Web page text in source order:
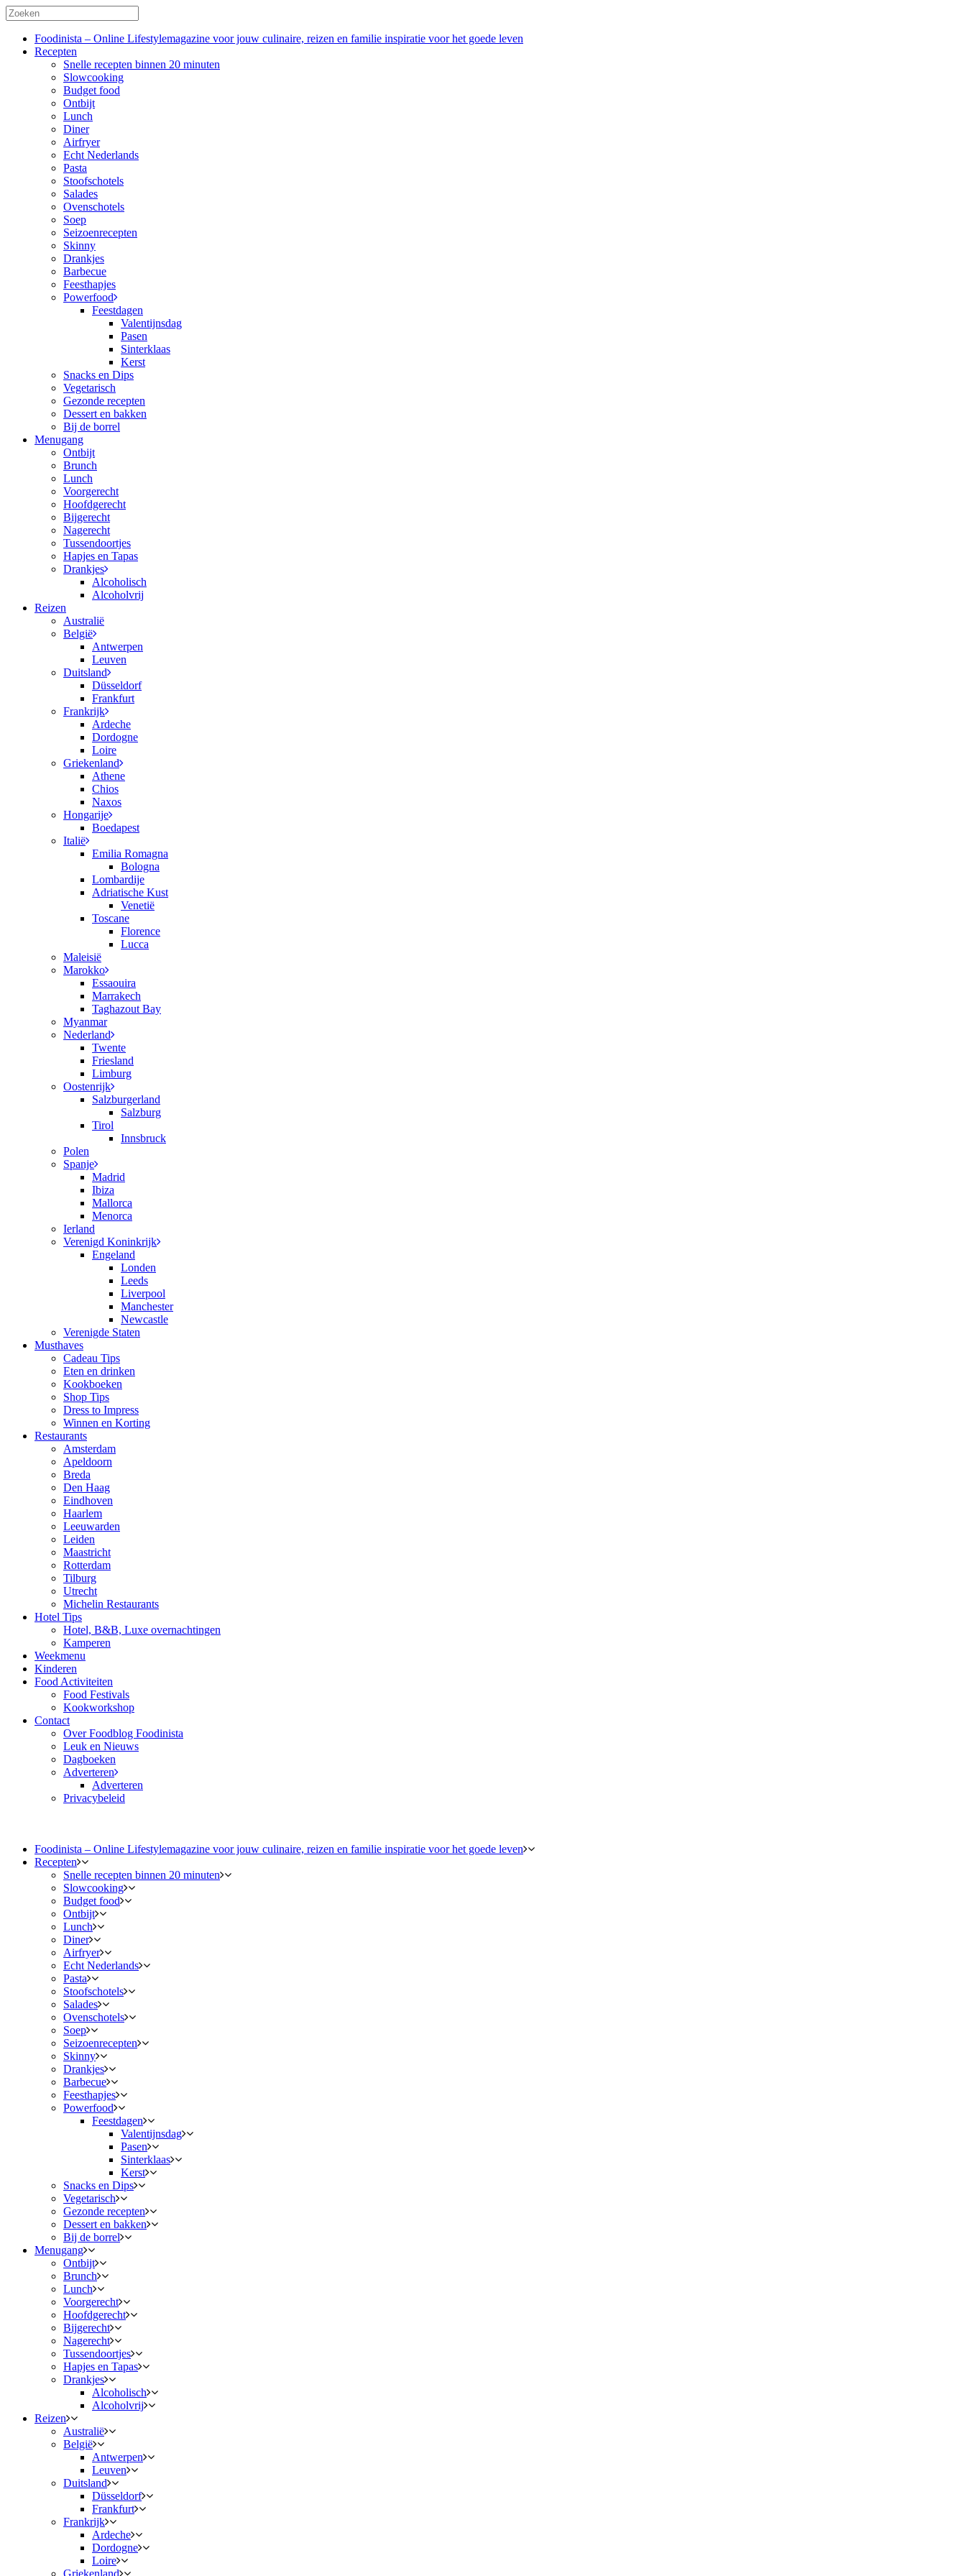
Foodinista – Online Lifestylemagazine voor jouw culinaire, reizen en familie inspiratie voor het goede leven
Recepten
Snelle recepten binnen 20 minuten
Slowcooking
Budget food
Ontbijt
Lunch
Diner
Airfryer
Echt Nederlands
Pasta
Stoofschotels
Salades
Ovenschotels
Soep
Seizoenrecepten
Skinny
Drankjes
Barbecue
Feesthapjes
Powerfood
Feestdagen
Valentijnsdag
Pasen
Sinterklaas
Kerst
Snacks en Dips
Vegetarisch
Gezonde recepten
Dessert en bakken
Bij de borrel
Menugang
Ontbijt
Brunch
Lunch
Voorgerecht
Hoofdgerecht
Bijgerecht
Nagerecht
Tussendoortjes
Hapjes en Tapas
Drankjes
Alcoholisch
Alcoholvrij
Reizen
Australië
België
Antwerpen
Leuven
Duitsland
Düsseldorf
Frankfurt
Frankrijk
Ardeche
Dordogne
Loire
Griekenland
Athene
Chios
Naxos
Hongarije
Boedapest
Italië
Emilia Romagna
Bologna
Lombardije
Adriatische Kust
Venetië
Toscane
Florence
Lucca
Maleisië
Marokko
Essaouira
Marrakech
Taghazout Bay
Myanmar
Nederland
Twente
Friesland
Limburg
Oostenrijk
Salzburgerland
Salzburg
Tirol
Innsbruck
Polen
Spanje
Madrid
Ibiza
Mallorca
Menorca
Ierland
Verenigd Koninkrijk
Engeland
Londen
Leeds
Liverpool
Manchester
Newcastle
Verenigde Staten
Musthaves
Cadeau Tips
Eten en drinken
Kookboeken
Shop Tips
Dress to Impress
Winnen en Korting
Restaurants
Amsterdam
Apeldoorn
Breda
Den Haag
Eindhoven
Haarlem
Leeuwarden
Leiden
Maastricht
Rotterdam
Tilburg
Utrecht
Michelin Restaurants
Hotel Tips
Hotel, B&B, Luxe overnachtingen
Kamperen
Weekmenu
Kinderen
Food Activiteiten
Food Festivals
Kookworkshop
Contact
Over Foodblog Foodinista
Leuk en Nieuws
Dagboeken
Adverteren
Adverteren
Privacybeleid
Foodinista – Online Lifestylemagazine voor jouw culinaire, reizen en familie inspiratie voor het goede leven
Recepten
Snelle recepten binnen 20 minuten
Slowcooking
Budget food
Ontbijt
Lunch
Diner
Airfryer
Echt Nederlands
Pasta
Stoofschotels
Salades
Ovenschotels
Soep
Seizoenrecepten
Skinny
Drankjes
Barbecue
Feesthapjes
Powerfood
Feestdagen
Valentijnsdag
Pasen
Sinterklaas
Kerst
Snacks en Dips
Vegetarisch
Gezonde recepten
Dessert en bakken
Bij de borrel
Menugang
Ontbijt
Brunch
Lunch
Voorgerecht
Hoofdgerecht
Bijgerecht
Nagerecht
Tussendoortjes
Hapjes en Tapas
Drankjes
Alcoholisch
Alcoholvrij
Reizen
Australië
België
Antwerpen
Leuven
Duitsland
Düsseldorf
Frankfurt
Frankrijk
Ardeche
Dordogne
Loire